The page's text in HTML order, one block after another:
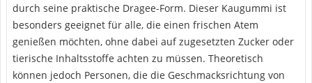
durch seine praktische Dragee-Form. Dieser Kaugummi ist
besonders geeignet für alle, die einen frischen Atem
genießen möchten, ohne dabei auf zugesetzten Zucker oder
tierische Inhaltsstoffe achten zu müssen. Theoretisch
können jedoch Personen, die die Geschmacksrichtung von